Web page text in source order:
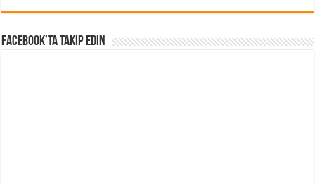
Facebook’ta Takip Edin